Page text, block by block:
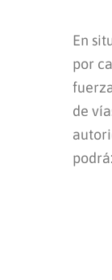
En
por
de
podrá: